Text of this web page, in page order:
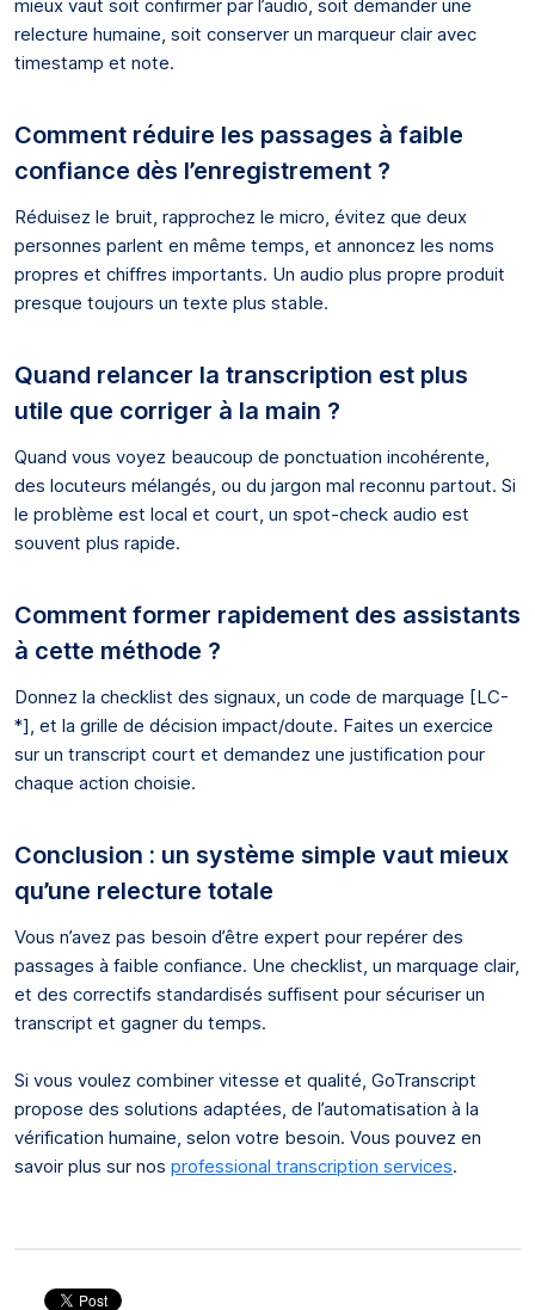
mieux vaut soit confirmer par l’audio, soit demander une
relecture humaine, soit conserver un marqueur clair avec
timestamp et note.
Comment réduire les passages à faible
confiance dès l’enregistrement ?
Réduisez le bruit, rapprochez le micro, évitez que deux
personnes parlent en même temps, et annoncez les noms
propres et chiffres importants. Un audio plus propre produit
presque toujours un texte plus stable.
Quand relancer la transcription est plus
utile que corriger à la main ?
Quand vous voyez beaucoup de ponctuation incohérente,
des locuteurs mélangés, ou du jargon mal reconnu partout. Si
le problème est local et court, un spot-check audio est
souvent plus rapide.
Comment former rapidement des assistants
à cette méthode ?
Donnez la checklist des signaux, un code de marquage [LC-
*], et la grille de décision impact/doute. Faites un exercice
sur un transcript court et demandez une justification pour
chaque action choisie.
Conclusion : un système simple vaut mieux
qu’une relecture totale
Vous n’avez pas besoin d’être expert pour repérer des
passages à faible confiance. Une checklist, un marquage clair,
et des correctifs standardisés suffisent pour sécuriser un
transcript et gagner du temps.
Si vous voulez combiner vitesse et qualité, GoTranscript
propose des solutions adaptées, de l’automatisation à la
vérification humaine, selon votre besoin. Vous pouvez en
savoir plus sur nos professional transcription services.